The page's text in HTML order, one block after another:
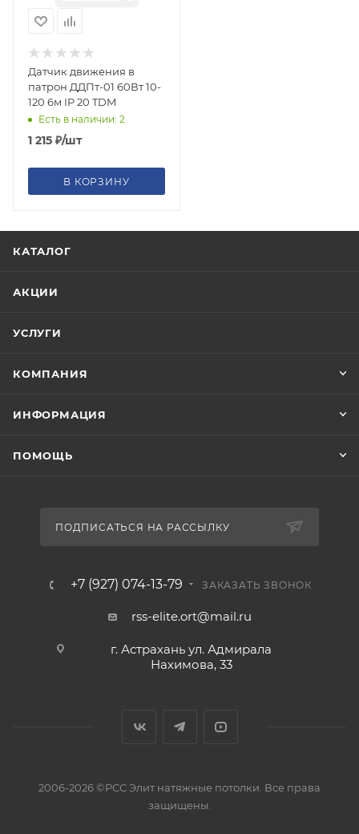
Датчик движения в
патрон ДДПт-01 60Вт 10-
120 6м IP 20 TDM
Есть в наличии: 2
1 215 ₽/шт
В КОРЗИНУ
КАТАЛОГ
АКЦИИ
УСЛУГИ
КОМПАНИЯ
ИНФОРМАЦИЯ
ПОМОЩЬ
ПОДПИСАТЬСЯ НА РАССЫЛКУ
+7 (927) 074-13-79 ЗАКАЗАТЬ ЗВОНОК
rss-elite.ort@mail.ru
г. Астрахань ул. Адмирала
Нахимова, 33
2006-2026 ©РСС Элит натяжные потолки. Все права
защищены.